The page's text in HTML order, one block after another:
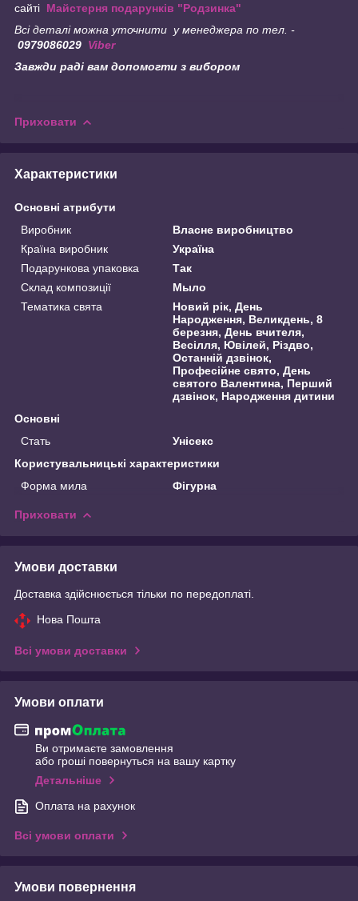
сайті Майстерня подарунків "Родзинка"
Всі деталі можна уточнити у менеджера по тел. -
0979086029 Viber
Завжди раді вам допомогти з вибором
Приховати
Характеристики
Основні атрибути
Виробник
Власне виробництво
Країна виробник
Україна
Подарункова упаковка
Так
Склад композиції
Мыло
Тематика свята
Новий рік, День
Народження, Великдень, 8
березня, День вчителя,
Весілля, Ювілей, Різдво,
Останній дзвінок,
Професійне свято, День
святого Валентина, Перший
дзвінок, Народження дитини
Основні
Стать
Унісекс
Користувальницькі характеристики
Форма мила
Фігурна
Приховати
Умови доставки
Доставка здійснюється тільки по передоплаті.
Нова Пошта
Всі умови доставки
Умови оплати
Ви отримаєте замовлення
або гроші повернуться на вашу картку
Детальніше
Оплата на рахунок
Всі умови оплати
Умови повернення